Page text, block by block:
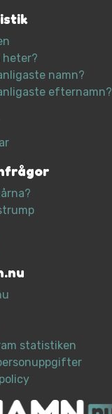
heter?
namn?
efternamn?
statistiken